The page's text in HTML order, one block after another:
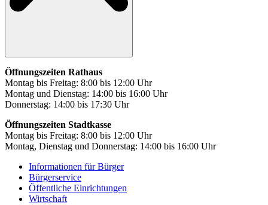
Öffnungszeiten Rathaus
Montag bis Freitag: 8:00 bis 12:00 Uhr
Montag und Dienstag: 14:00 bis 16:00 Uhr
Donnerstag: 14:00 bis 17:30 Uhr
Öffnungszeiten Stadtkasse
Montag bis Freitag: 8:00 bis 12:00 Uhr
Montag, Dienstag und Donnerstag: 14:00 bis 16:00 Uhr
Informationen für Bürger
Bürgerservice
Öffentliche Einrichtungen
Wirtschaft